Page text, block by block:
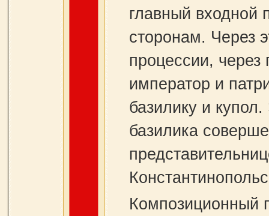
главный входной
сторонам. Через
процессии, через
император и
базилику и
базилика